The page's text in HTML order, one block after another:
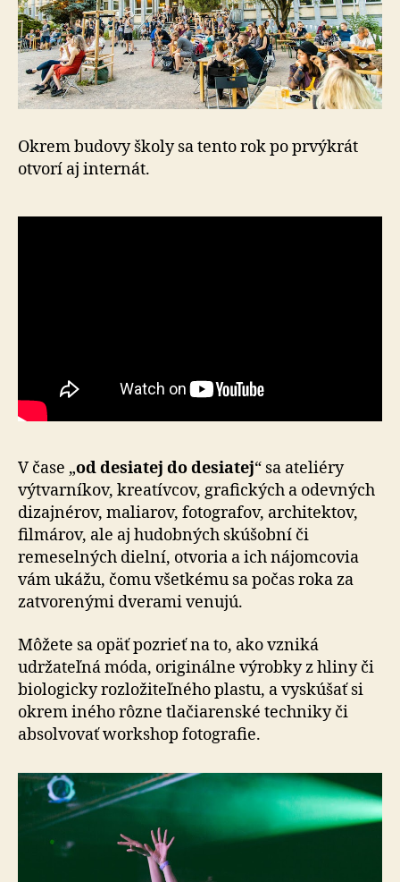
Okrem budovy školy sa tento rok po prvýkrát
otvorí aj internát.
V čase „od desiatej do desiatej“ sa ateliéry
výtvarníkov, kreatívcov, grafických a odevných
dizajnérov, maliarov, fotografov, architektov,
filmárov, ale aj hudobných skúšobní či
remeselných dielní, otvoria a ich nájomcovia
vám ukážu, čomu všetkému sa počas roka za
zatvorenými dverami venujú.
Môžete sa opäť pozrieť na to, ako vzniká
udržateľná móda, originálne výrobky z hliny či
biologicky rozložiteľného plastu, a vyskúšať si
okrem iného rôzne tlačiarenské techniky či
absolvovať workshop fotografie.